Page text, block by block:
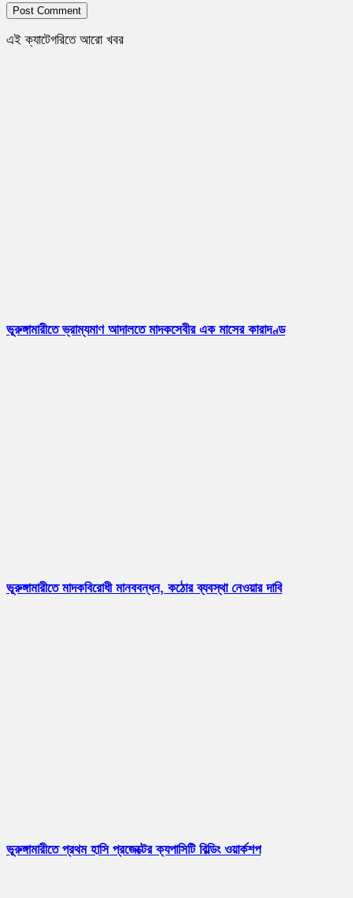
এই ক্যাটেগরিতে আরো খবর
ভূরুঙ্গামারীতে ভ্রাম্যমাণ আদালতে মাদকসেবীর এক মাসের কারাদণ্ড
ভূরুঙ্গামারীতে মাদকবিরোধী মানববন্ধন, কঠোর ব্যবস্থা নেওয়ার দাবি
ভূরুঙ্গামারীতে প্রথম হাসি প্রজেক্টের ক্যপাসিটি বিল্ডিং ওয়ার্কশপ